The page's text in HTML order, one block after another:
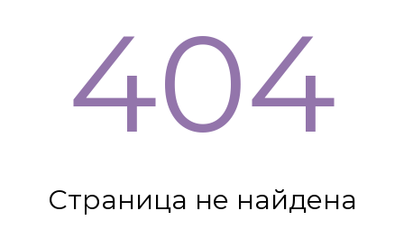
404
Страница не найдена